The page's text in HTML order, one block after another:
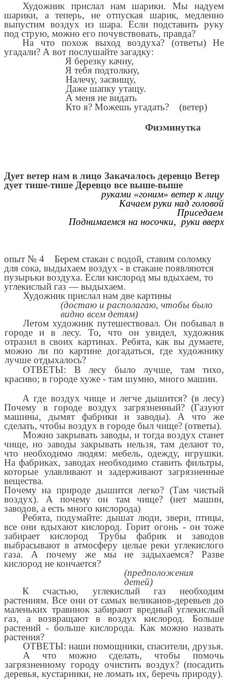
Художник прислал нам шарики. Мы надуем
шарики, а теперь, не отпуская шарик, медленно
выпустим воздух из шара. Если подставить руку
под струю, можно его почувствовать, правда?
На что похож выход воздуха? (ответы) Не
угадали? А вот послушайте загадку:
Я березку качну,
Я тебя подтолкну,
Налечу, засвищу,
Даже шапку утащу.
А меня не видать
Кто я? Можешь угадать? (ветер)
Физминутка
Дует ветер нам в лицо Закачалось деревцо Ветер
дует тише-тише Деревцо все выше-выше
руками «гоним» ветер к лицу
Качаем руки над головой
Приседаем
Поднимаемся на носочки, руки вверх
опыт № 4 Берем стакан с водой, ставим соломку
для сока, выдыхаем воздух - в стакане появляются
пузырьки воздуха. Если кислород мы вдыхаем, то
углекислый газ — выдыхаем.
Художник прислал нам две картины
(достаю и располагаю, чтобы было
видно всем детям)
Летом художник путешествовал. Он побывал в
городе и в лесу. То, что он увидел, художник
отразил в своих картинах. Ребята, как вы думаете,
можно ли по картине догадаться, где художнику
лучше отдыхалось?
ОТВЕТЫ: В лесу было лучше, там тихо,
красиво; в городе хуже - там шумно, много машин.
А где воздух чище и легче дышится? (в лесу)
Почему в городе воздух загрязненный? (Газуют
машины, дымят фабрики и заводы). А что же
сделать, чтобы воздух в городе был чище? (ответы).
Можно закрывать заводы, и тогда воздух станет
чище, но заводы закрывать нельзя, там делают то,
что необходимо людям: мебель, одежду, игрушки.
На фабриках, заводах необходимо ставить фильтры,
которые улавливают и задерживают загрязненные
вещества.
Почему на природе дышится легко? (Там чистый
воздух). А почему он там чище? (нет машин,
заводов, а есть много кислорода)
Ребята, подумайте: дышат люди, звери, птицы,
все они вдыхают кислород. Горит огонь - он тоже
забирает кислород Трубы фабрик и заводов
выбрасывают в атмосферу целые реки углекислого
газа. А почему же мы не задыхаемся? Разве
кислород не кончается?
(предположения
детей)
К счастью, углекислый газ необходим
растениям. Все они от самых великанов-деревьев до
маленьких травинок забирают вредный углекислый
газ, а возвращают в воздух кислород. Больше
растений - больше кислорода. Как можно назвать
растения?
ОТВЕТЫ: наши помощники, спасители, друзья.
А что можно сделать, чтобы помочь
загрязненному городу очистить воздух? (посадить
деревья, кустарники, не ломать их, беречь природу).